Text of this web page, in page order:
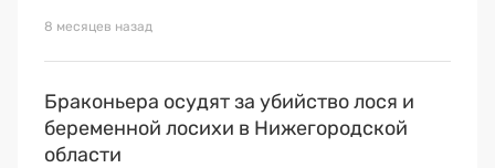
8 месяцев назад
Браконьера осудят за убийство лося и
беременной лосихи в Нижегородской
области